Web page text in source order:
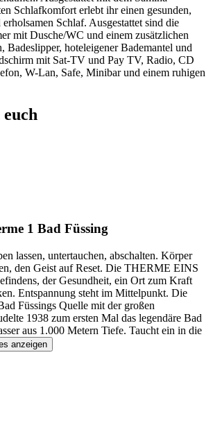
Schlafkomfort erlebt ihr einen gesunden,
Schlaf. Ausgestattet sind die
mit Dusche/WC und einem zusätzlichen
Badeslipper, hoteleigener Bademantel und
mit Sat-TV und Pay TV, Radio, CD
W-Lan, Safe, Minibar und einem ruhigen
1 Bad Füssing
lassen, untertauchen, abschalten. Körper
den Geist auf Reset. Die THERME EINS
der Gesundheit, ein Ort zum Kraft
Entspannung steht im Mittelpunkt. Die
Füssings Quelle mit der großen
1938 zum ersten Mal das legendäre Bad
aus 1.000 Metern Tiefe. Taucht ein in die
anzeigen